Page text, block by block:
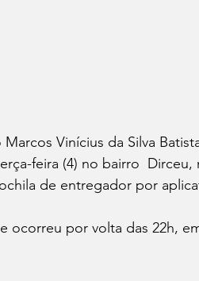
feira (4) no bairro  Dirceu,
de entregador por